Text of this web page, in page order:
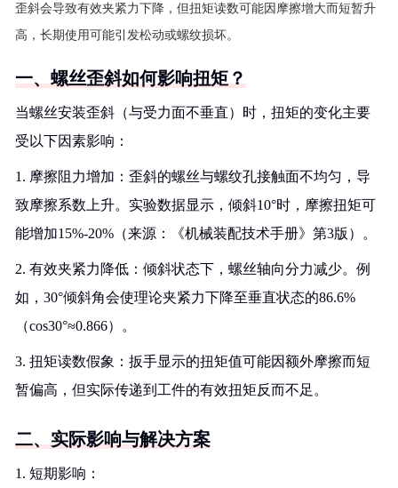
歪斜会导致有效夹紧力下降，但扭矩读数可能因摩擦增大而短暂升
高，长期使用可能引发松动或螺纹损坏。
一、螺丝歪斜如何影响扭矩？
当螺丝安装歪斜（与受力面不垂直）时，扭矩的变化主要
受以下因素影响：
1. 摩擦阻力增加：歪斜的螺丝与螺纹孔接触面不均匀，导
致摩擦系数上升。实验数据显示，倾斜10°时，摩擦扭矩可
能增加15%-20%（来源：《机械装配技术手册》第3版）。
2. 有效夹紧力降低：倾斜状态下，螺丝轴向分力减少。例
如，30°倾斜角会使理论夹紧力下降至垂直状态的86.6%
（cos30°≈0.866）。
3. 扭矩读数假象：扳手显示的扭矩值可能因额外摩擦而短
暂偏高，但实际传递到工件的有效扭矩反而不足。
二、实际影响与解决方案
1. 短期影响：